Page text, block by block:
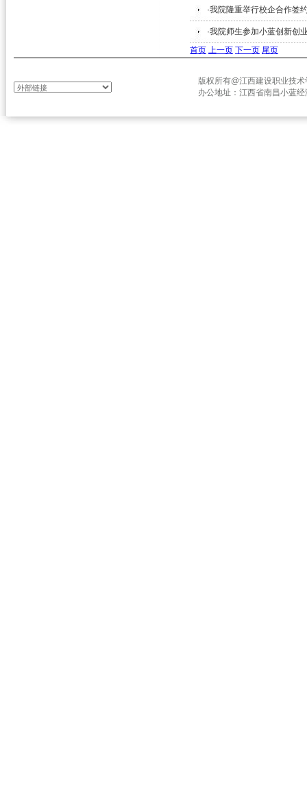
·我院隆重举行校企合作签
·我院师生参加小蓝创新创
首页 上一页 下一页 尾页
版权所有@江西建设职业技
办公地址：江西省南昌小蓝